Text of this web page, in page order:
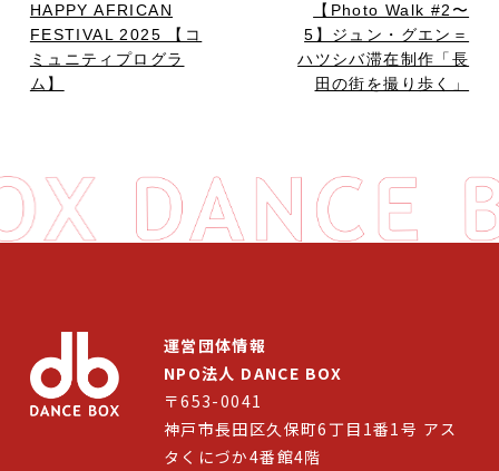
HAPPY AFRICAN
FESTIVAL 2025 【コ
ミュニティプログラ
ム】
【Photo Walk #2〜
5】ジュン・グエン＝
ハツシバ滞在制作「長
田の街を撮り歩く」
運営団体情報
NPO法人 DANCE BOX
〒653-0041
神戸市長田区久保町6丁目1番1号 アス
タくにづか4番館4階